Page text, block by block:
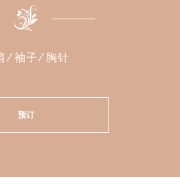
/袖子/胸针
预订